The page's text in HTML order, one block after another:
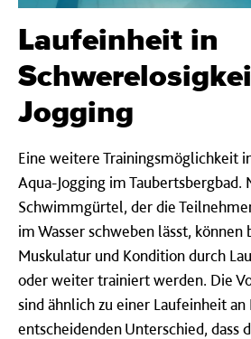
Laufeinheit in
Jogging
Eine weitere Trainingsmöglichkeit
Aqua-Jogging im Taubertsbergbad.
Schwimmgürtel, der die
im Wasser schweben lässt, können
Muskulatur und Kondition durch
oder weiter trainiert werden. Die
sind ähnlich zu einer Laufeinheit
entscheidenden Unterschied, dass